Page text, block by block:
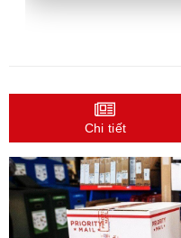
Chi tiết